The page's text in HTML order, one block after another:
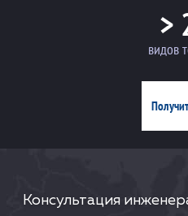
>
видов
Консультация